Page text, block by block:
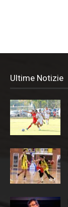
Ultime Notizie